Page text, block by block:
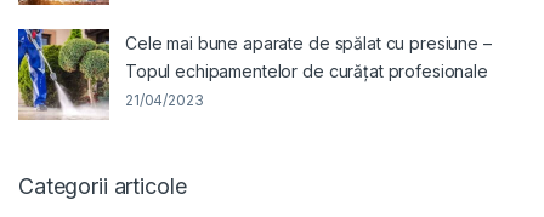
Cele mai bune aparate de spălat cu presiune –
Topul echipamentelor de curățat profesionale
21/04/2023
Categorii articole